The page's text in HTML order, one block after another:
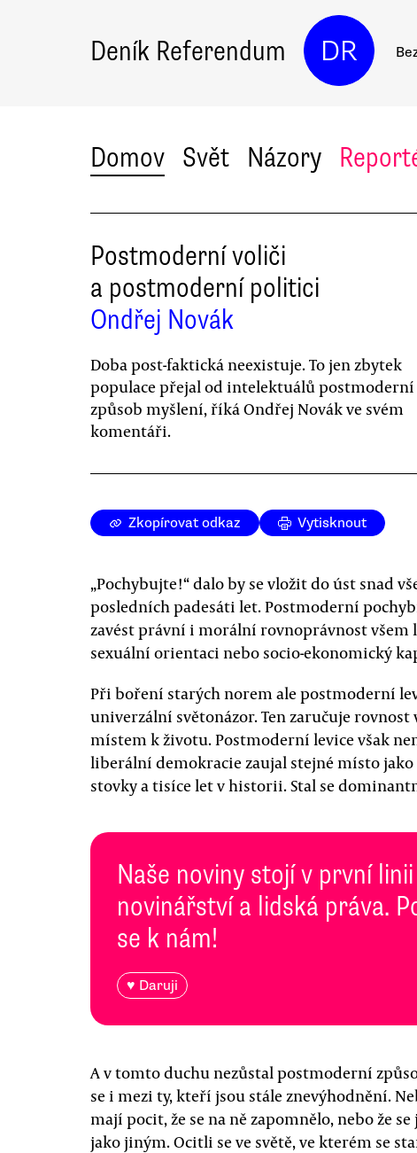
Deník Referendum DR
Domov Svět Názory
Postmoderní voliči
a postmoderní politici
Ondřej Novák
Doba post-faktická neexistuje. To jen zbytek
populace přejal od intelektuálů postmoderní
způsob myšlení, říká Ondřej Novák ve svém
komentáři.
Zkopírovat odkaz Vytisknout
„Pochybujte!“ dalo by se vložit do úst snad
posledních padesáti let. Postmoderní
zavést právní i morální rovnoprávnost všem
sexuální orientaci nebo socio-ekonomický
Při boření starých norem ale postmoderní
univerzální světonázor. Ten zaručuje
místem k životu. Postmoderní levice však
liberální demokracie zaujal stejné místo
stovky a tisíce let v historii. Stal se
Naše noviny stojí v první
novinářství a lidská práva.
se k nám!
♥ Daruji
A v tomto duchu nezůstal postmoderní
se i mezi ty, kteří jsou stále znevýhodnění.
mají pocit, že se na ně zapomnělo, nebo že
jako jiným. Ocitli se ve světě, ve kterém se